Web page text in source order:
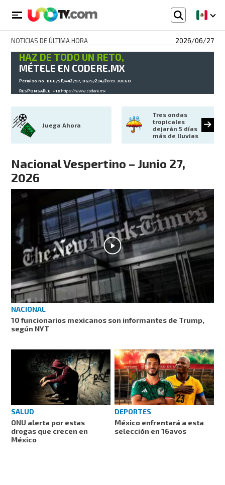
NOTICIAS DE ÚLTIMA HORA 2026/06/27
HAZ DE TODO UN RETO,
MÉTELE EN CODERE.MX
Permiso no. DGG/SP/442/97, DGJS/234/2019. JUEGO
RESPONSABLE. +18https://www.codere.mx
Juega Ahora
Tres ondas
tropicales
dejarán 5 días
más de lluvias
Nacional Vespertino – Junio 27,
2026
NACIONAL
10 funcionarios mexicanos son informantes de Trump,
según NYT
SALUD
ONU alerta por estas
drogas que crecen en
México
DEPORTES
México enfrentará a esta
selección en 16avos